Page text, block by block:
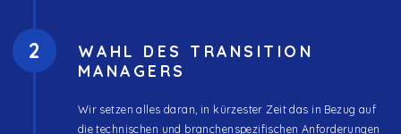
2
WAHL DES TRANSITION
MANAGERS
Wir setzen alles daran, in kürzester Zeit das in Bezug auf
die technischen und branchenspezifischen Anforderungen